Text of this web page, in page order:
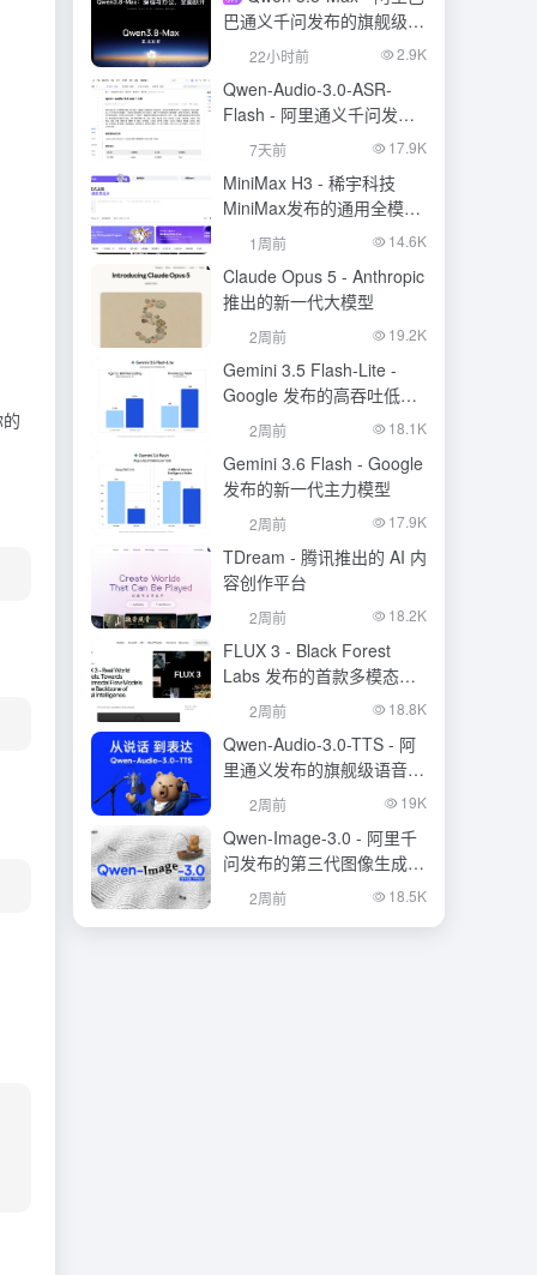
巴通义千问发布的旗舰级大
模型22小时前 2.9K
Qwen-Audio-3.0-ASR-
Flash - 阿里通义千问发布
的语音识别大模型
7天前 17.9K
MiniMax H3 - 稀宇科技
MiniMax发布的通用全模态
生成模型
1周前 14.6K
Claude Opus 5 - Anthropic
推出的新一代大模型
2周前 19.2K
Gemini 3.5 Flash-Lite -
Google 发布的高吞吐低成
本模型
2周前 18.1K
Gemini 3.6 Flash - Google
发布的新一代主力模型
2周前 17.9K
TDream - 腾讯推出的 AI 内
容创作平台
2周前 18.2K
FLUX 3 - Black Forest
Labs 发布的首款多模态基
础模型
2周前 18.8K
Qwen-Audio-3.0-TTS - 阿
里通义发布的旗舰级语音合
成大模型
2周前 19K
Qwen-Image-3.0 - 阿里千
问发布的第三代图像生成基
础模型
2周前 18.5K